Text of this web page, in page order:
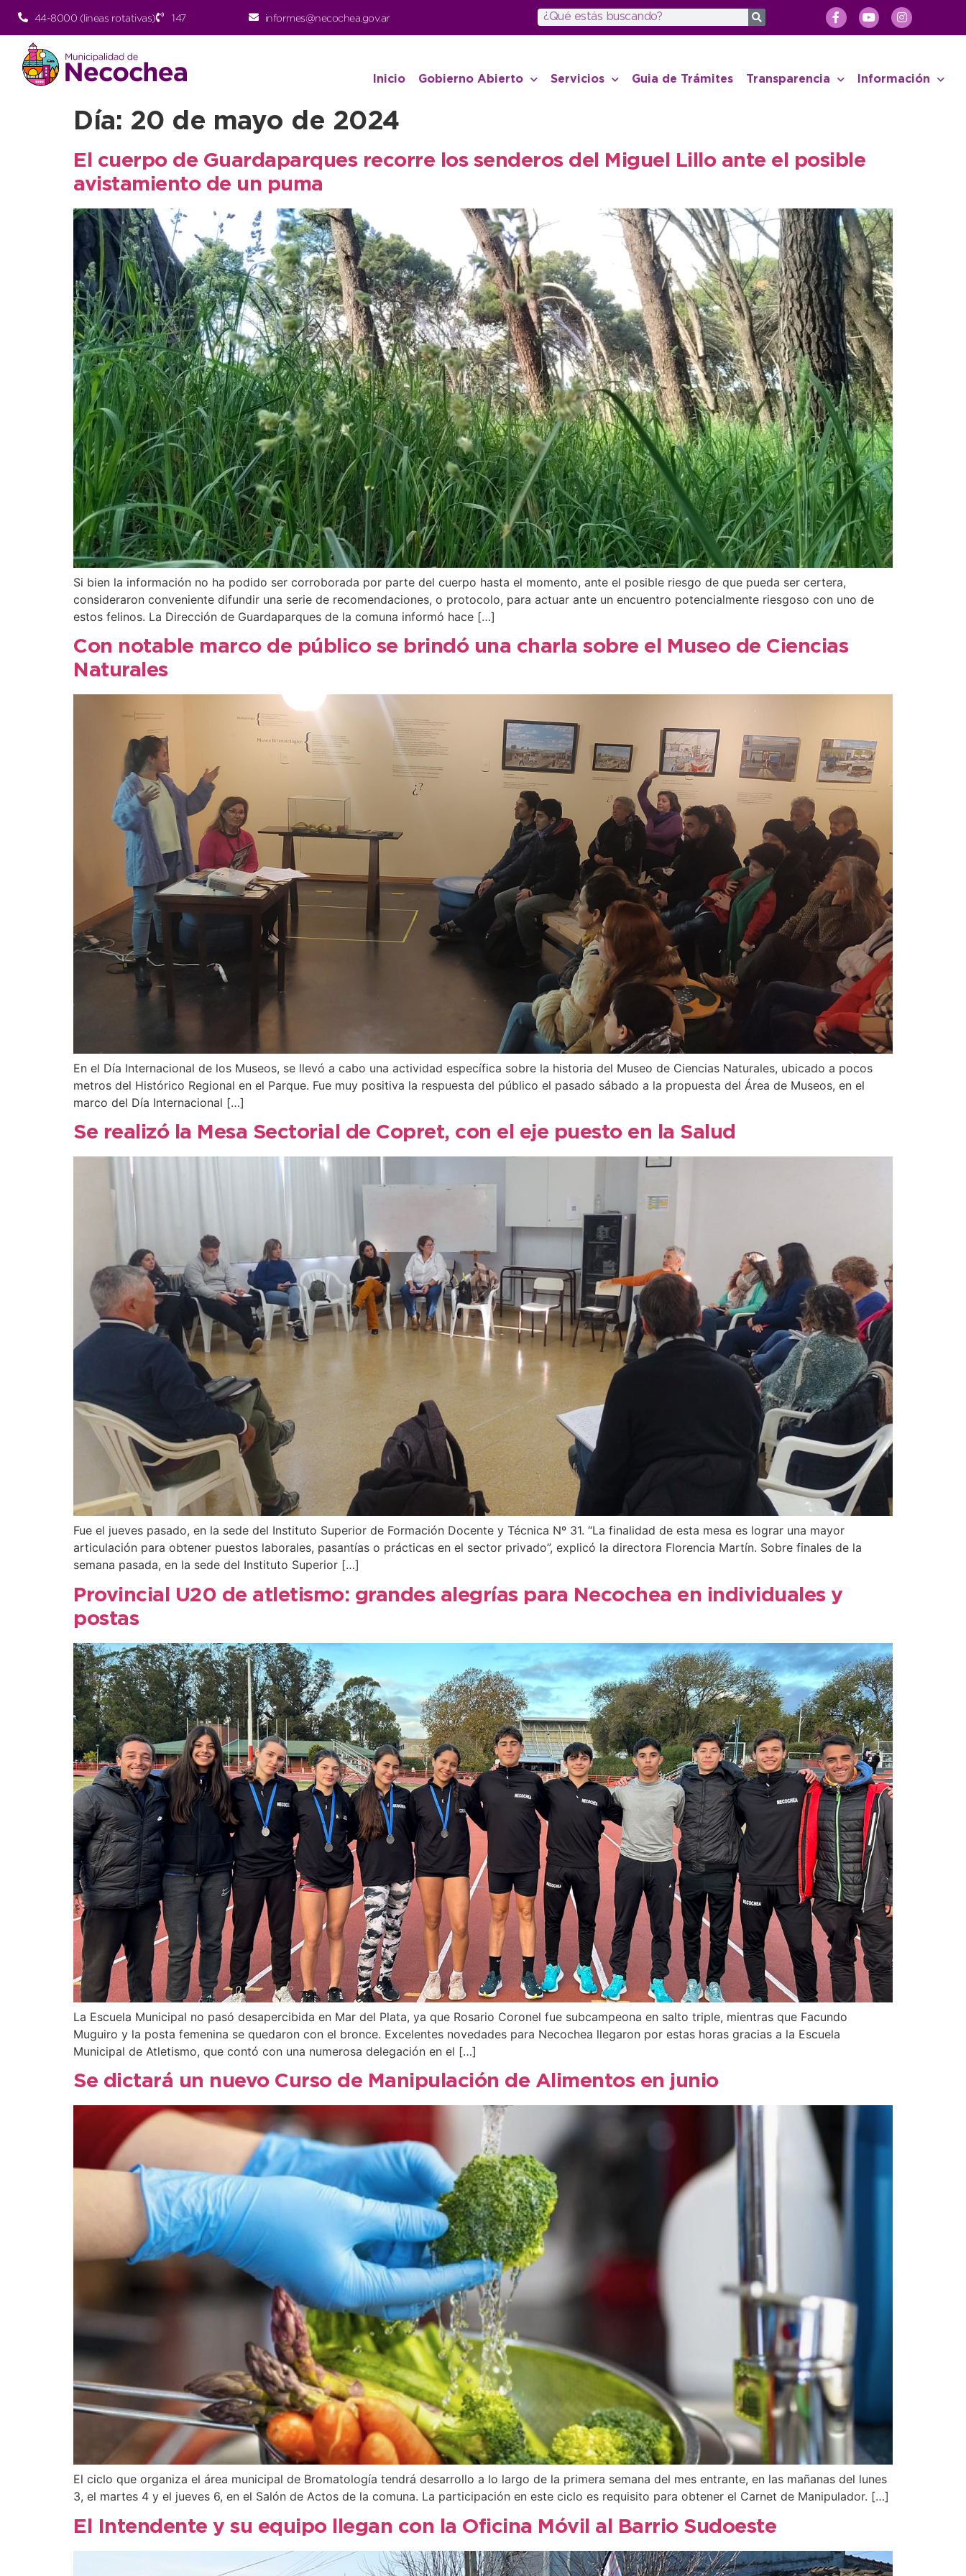
44-8000 (lineas rotativas) 147 informes@necochea.gov.ar
Inicio Gobierno Abierto Servicios Guia de Trámites Transparencia Información
Día: 20 de mayo de 2024
El cuerpo de Guardaparques recorre los senderos del Miguel Lillo ante el posible
avistamiento de un puma
Si bien la información no ha podido ser corroborada por parte del cuerpo hasta el momento, ante el posible riesgo de que pueda ser certera,
consideraron conveniente difundir una serie de recomendaciones, o protocolo, para actuar ante un encuentro potencialmente riesgoso con uno de
estos felinos. La Dirección de Guardaparques de la comuna informó hace […]
Con notable marco de público se brindó una charla sobre el Museo de Ciencias
Naturales
En el Día Internacional de los Museos, se llevó a cabo una actividad específica sobre la historia del Museo de Ciencias Naturales, ubicado a pocos
metros del Histórico Regional en el Parque. Fue muy positiva la respuesta del público el pasado sábado a la propuesta del Área de Museos, en el
marco del Día Internacional […]
Se realizó la Mesa Sectorial de Copret, con el eje puesto en la Salud
Fue el jueves pasado, en la sede del Instituto Superior de Formación Docente y Técnica Nº 31. “La finalidad de esta mesa es lograr una mayor
articulación para obtener puestos laborales, pasantías o prácticas en el sector privado”, explicó la directora Florencia Martín. Sobre finales de la
semana pasada, en la sede del Instituto Superior […]
Provincial U20 de atletismo: grandes alegrías para Necochea en individuales y
postas
La Escuela Municipal no pasó desapercibida en Mar del Plata, ya que Rosario Coronel fue subcampeona en salto triple, mientras que Facundo
Muguiro y la posta femenina se quedaron con el bronce. Excelentes novedades para Necochea llegaron por estas horas gracias a la Escuela
Municipal de Atletismo, que contó con una numerosa delegación en el […]
Se dictará un nuevo Curso de Manipulación de Alimentos en junio
El ciclo que organiza el área municipal de Bromatología tendrá desarrollo a lo largo de la primera semana del mes entrante, en las mañanas del lunes
3, el martes 4 y el jueves 6, en el Salón de Actos de la comuna. La participación en este ciclo es requisito para obtener el Carnet de Manipulador. […]
El Intendente y su equipo llegan con la Oficina Móvil al Barrio Sudoeste